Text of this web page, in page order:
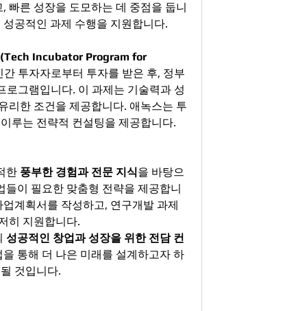
빠른 성장을 도모하는 데 중점을 둡니
공적인 과제 수행을 지원합니다​.
Incubator Program for
투자자로부터 투자를 받은 후, 정부
로그램입니다. 이 과제는 기술력과 성
리한 조건을 제공합니다. 애녹스는 투
루는 전략적 컨설팅을 제공합니다​.
한 풍부한 경험과 전문 지식을 바탕으
이 필요한 맞춤형 전략을 제공합니
계획서를 작성하고, 연구개발 과제
히 지원합니다​.
성공적인 창업과 성장을 위한 전담 컨
통해 더 나은 미래를 설계하고자 하
것입니다​.